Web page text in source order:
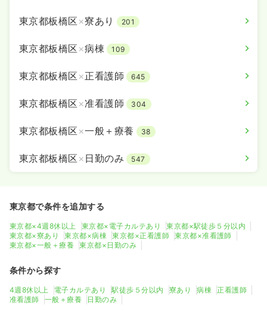
東京都板橋区 ×寮あり 201
東京都板橋区 ×病棟 109
東京都板橋区 ×正看護師 645
東京都板橋区 ×准看護師 304
東京都板橋区 ×一般＋療養 38
東京都板橋区 × 日勤のみ 547
東京都で条件を追加する
東京都×4週8休以上 東京都×電子カルテあり
東京都×駅徒歩５分以内
東京都×寮あり
東京都×病棟 東京都×正看護師
東京都×准看護師
東京都×一般＋療養
東京都×日勤のみ
条件から探す
4週8休以上 電子カルテあり 駅徒歩５分以内 寮あり 病棟
正看護師
准看護師
一般＋療養 日勤のみ